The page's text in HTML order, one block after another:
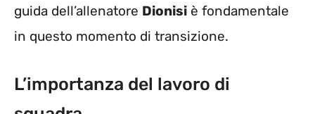
guida dell’allenatore Dionisi è fondamentale
in questo momento di transizione.
L’importanza del lavoro di